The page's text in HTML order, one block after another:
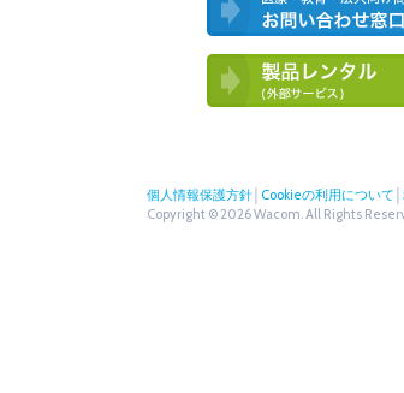
わせ窓口
個人情報保護方針 Cookieの利用について
Copyright © 2026 Wacom. All Rights